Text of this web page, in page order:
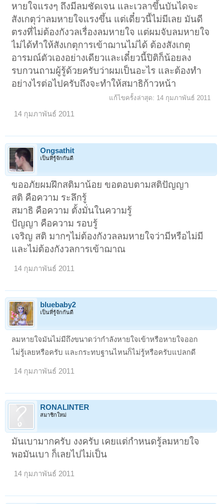
หายใจแรงๆ ถึงมีลมชัดเจน และเวลาขึ้นบันไดจะ
สังเกตุว่าลมหายใจแรงขึ้น แต่เดี๋ยวนี้ไม่มีเลย มันดี
ตรงที่ไม่ต้องกังวลเรื่องลมหายใจ แต่ผมจับลมหายใจ
ไม่ได้ทำให้สังเกตุการเข้าฌานไม่ได้ ต้องสังเกตุ
อารมณ์ตัวเองอย่างเดียวและเดี๋ยวนี้ปิติก็น้อยลง
รบกวนถามผู้รู้ด้วยครับว่าผมเป็นอะไร และต้องทำ
อย่างไรต่อไปครับถึงจะทำให้สมาธิก้าวหน้า
แก้ไขครั้งล่าสุด: 14 กุมภาพันธ์ 2011
14 กุมภาพันธ์ 2011
Ongsathit
เป็นที่รู้จักกันดี
ขออภัยผมฝึกสติมาน้อย ขอตอบตามสติปัญญา
สติ คือความ ระลึกรู้
สมาธิ คือความ ตั้งมั่นในความรู้
ปัญญา คือความ รอบรู้
เจริญ สติ มากๆไม่ต้องกังวลลมหายใจว่ามีหรือไม่มี
และไม่ต้องกังวลการเข้าฌาณ
14 กุมภาพันธ์ 2011
bluebaby2
เป็นที่รู้จักกันดี
ลมหายใจมันไม่มีถึงขนาดว่ากำลังหายใจเข้าหรือหายใจออก
ไม่รู้เลยหรือครับ และกระทบฐานไหนก็ไม่รู้หรือครับแปลกดี
14 กุมภาพันธ์ 2011
RONALINTER
สมาชิกใหม่
มันเบามากครับ งงครับ เคยแต่กำหนดรู้ลมหายใจ
พอมันเบา ก็เลยไปไม่เป็น
14 กุมภาพันธ์ 2011